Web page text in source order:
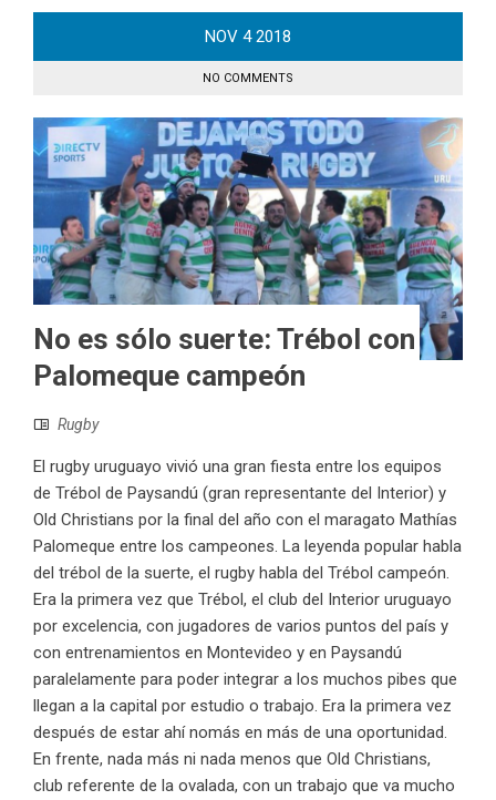
NOV 4 2018
NO COMMENTS
No es sólo suerte: Trébol con
Palomeque campeón
Rugby
El rugby uruguayo vivió una gran fiesta entre los equipos
de Trébol de Paysandú (gran representante del Interior) y
Old Christians por la final del año con el maragato Mathías
Palomeque entre los campeones. La leyenda popular habla
del trébol de la suerte, el rugby habla del Trébol campeón.
Era la primera vez que Trébol, el club del Interior uruguayo
por excelencia, con jugadores de varios puntos del país y
con entrenamientos en Montevideo y en Paysandú
paralelamente para poder integrar a los muchos pibes que
llegan a la capital por estudio o trabajo. Era la primera vez
después de estar ahí nomás en más de una oportunidad.
En frente, nada más ni nada menos que Old Christians,
club referente de la ovalada, con un trabajo que va mucho